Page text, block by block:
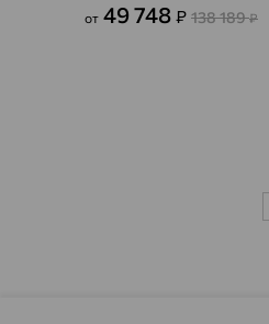
от 49 748 ₽ 138 189₽